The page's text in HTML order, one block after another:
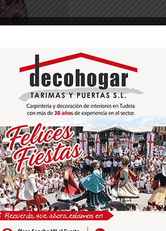
MemoriaL l.M.Meoqui, valedero
se disputó sobre un recorrido
discurrió por las localidades de
Villatuerca, Grocin,